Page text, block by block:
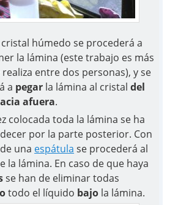
cristal húmedo se procederá a
la lámina (este trabajo es más
realiza entre dos personas), y se
a pegar la lámina al cristaldel
afuera.
colocada toda la lámina se ha
por la parte posterior. Con
una espátula se procederá al
la lámina. En caso de que haya
se han de eliminar todas
todo el líquido bajo la lámina.